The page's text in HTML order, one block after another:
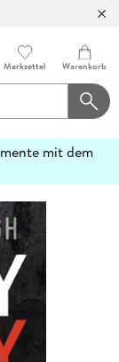
Merkzettel Warenkorb
mit dem